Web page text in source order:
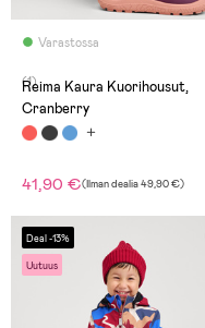
Varastossa
(1)
Reima Kaura Kuorihousut,
Cranberry
41,90 €(Ilman dealia49,90 €)
Deal -13%
Uutuus